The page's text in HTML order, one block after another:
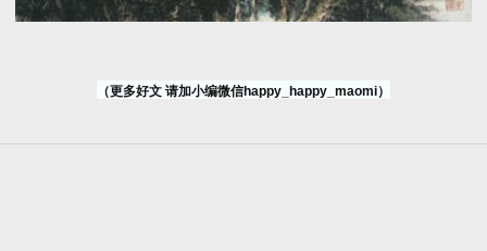
（更多好文 请加小编微信happy_happy_maomi）